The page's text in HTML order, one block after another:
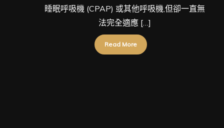
睡眠呼吸機 (CPAP) 或其他呼吸機,但卻一直無
法完全適應 […]
Read More